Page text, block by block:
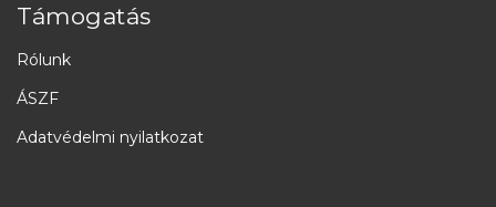
Támogatás
Rólunk
ÁSZF
Adatvédelmi nyilatkozat